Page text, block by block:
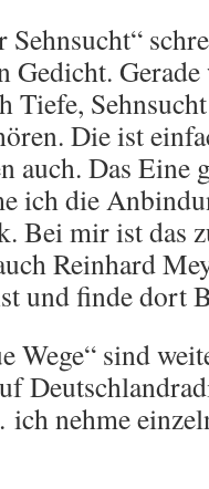
Gedicht.
Tiefe,
Die ist
auch. Das Eine
ich die
Bei mir ist das
Reinhard
und finde dort
Wege“ sind
nehme